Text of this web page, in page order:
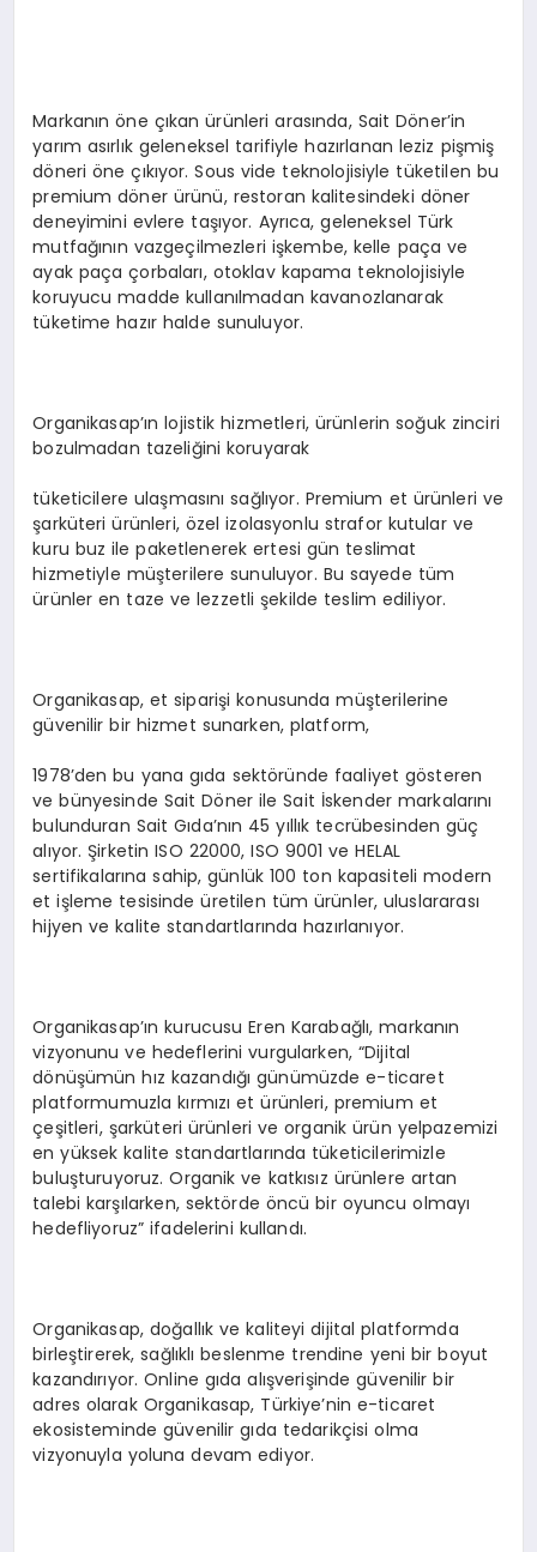
Markanın öne çıkan ürünleri arasında, Sait Döner’in
yarım asırlık geleneksel tarifiyle hazırlanan leziz pişmiş
döneri öne çıkıyor. Sous vide teknolojisiyle tüketilen bu
premium döner ürünü, restoran kalitesindeki döner
deneyimini evlere taşıyor. Ayrıca, geleneksel Türk
mutfağının vazgeçilmezleri işkembe, kelle paça ve
ayak paça çorbaları, otoklav kapama teknolojisiyle
koruyucu madde kullanılmadan kavanozlanarak
tüketime hazır halde sunuluyor.
Organikasap’ın lojistik hizmetleri, ürünlerin soğuk zinciri
bozulmadan tazeliğini koruyarak
tüketicilere ulaşmasını sağlıyor. Premium et ürünleri ve
şarküteri ürünleri, özel izolasyonlu strafor kutular ve
kuru buz ile paketlenerek ertesi gün teslimat
hizmetiyle müşterilere sunuluyor. Bu sayede tüm
ürünler en taze ve lezzetli şekilde teslim ediliyor.
Organikasap, et siparişi konusunda müşterilerine
güvenilir bir hizmet sunarken, platform,
1978’den bu yana gıda sektöründe faaliyet gösteren
ve bünyesinde Sait Döner ile Sait İskender markalarını
bulunduran Sait Gıda’nın 45 yıllık tecrübesinden güç
alıyor. Şirketin ISO 22000, ISO 9001 ve HELAL
sertifikalarına sahip, günlük 100 ton kapasiteli modern
et işleme tesisinde üretilen tüm ürünler, uluslararası
hijyen ve kalite standartlarında hazırlanıyor.
Organikasap’ın kurucusu Eren Karabağlı, markanın
vizyonunu ve hedeflerini vurgularken, “Dijital
dönüşümün hız kazandığı günümüzde e-ticaret
platformumuzla kırmızı et ürünleri, premium et
çeşitleri, şarküteri ürünleri ve organik ürün yelpazemizi
en yüksek kalite standartlarında tüketicilerimizle
buluşturuyoruz. Organik ve katkısız ürünlere artan
talebi karşılarken, sektörde öncü bir oyuncu olmayı
hedefliyoruz” ifadelerini kullandı.
Organikasap, doğallık ve kaliteyi dijital platformda
birleştirerek, sağlıklı beslenme trendine yeni bir boyut
kazandırıyor. Online gıda alışverişinde güvenilir bir
adres olarak Organikasap, Türkiye’nin e-ticaret
ekosisteminde güvenilir gıda tedarikçisi olma
vizyonuyla yoluna devam ediyor.